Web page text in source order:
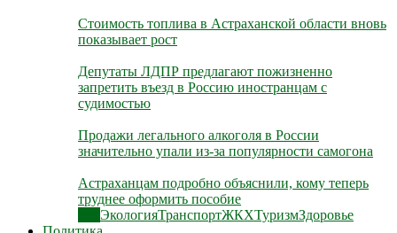
Стоимость топлива в Астраханской области вновь
показывает рост
Депутаты ЛДПР предлагают пожизненно
запретить въезд в Россию иностранцам с
судимостью
Продажи легального алкоголя в России
значительно упали из-за популярности самогона
Астраханцам подробно объяснили, кому теперь
труднее оформить пособие
ЭкологияТранспортЖКХТуризмЗдоровье